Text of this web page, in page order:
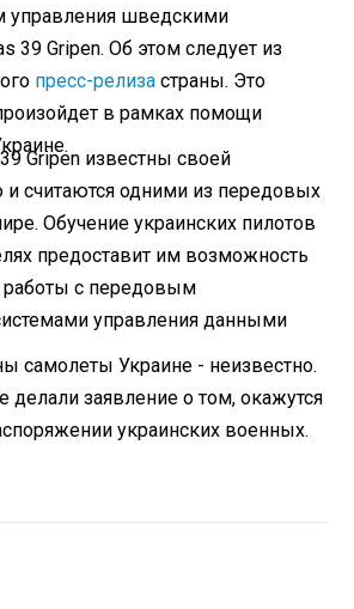
управления шведскими
39 Gripen. Об этом следует из
пресс-релиза страны. Это
в рамках помощи
Gripen известны своей
считаются одними из передовых
Обучение украинских пилотов
предоставит им возможность
работы с передовым
управления данными
самолеты Украине - неизвестно.
делали заявление о том, окажутся
украинских военных.